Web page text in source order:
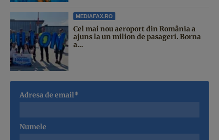
MEDIAFAX.RO
Cel mai nou aeroport din România a
ajuns la un milion de pasageri. Borna
a...
Adresa de email*
Numele